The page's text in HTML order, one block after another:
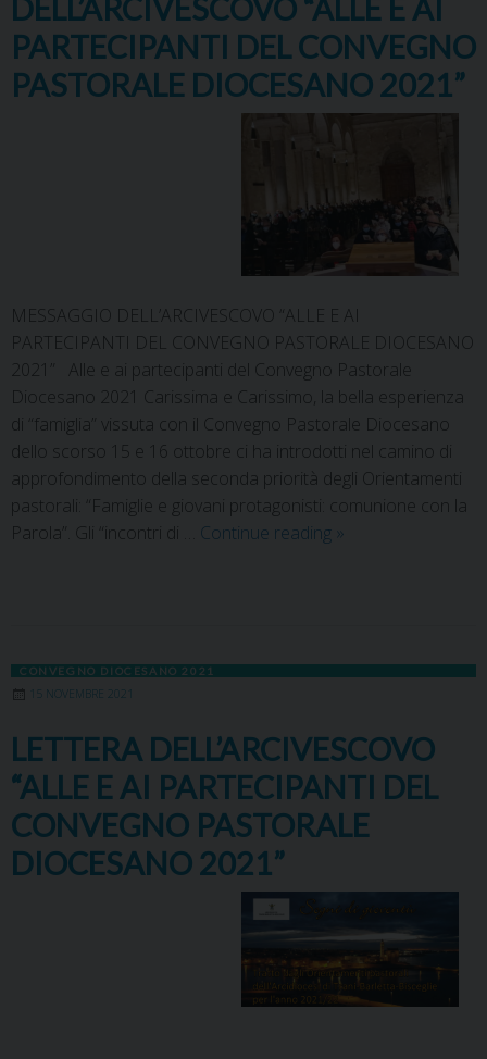
DELL’ARCIVESCOVO “ALLE E AI
PARTECIPANTI DEL CONVEGNO
PASTORALE DIOCESANO 2021”
MESSAGGIO DELL’ARCIVESCOVO “ALLE E AI
PARTECIPANTI DEL CONVEGNO PASTORALE DIOCESANO
2021” Alle e ai partecipanti del Convegno Pastorale
Diocesano 2021 Carissima e Carissimo, la bella esperienza
di “famiglia” vissuta con il Convegno Pastorale Diocesano
dello scorso 15 e 16 ottobre ci ha introdotti nel camino di
approfondimento della seconda priorità degli Orientamenti
pastorali: “Famiglie e giovani protagonisti: comunione con la
Parola”. Gli “incontri di … Continue reading »
CONVEGNO DIOCESANO 2021
15 NOVEMBRE 2021
LETTERA DELL’ARCIVESCOVO
“ALLE E AI PARTECIPANTI DEL
CONVEGNO PASTORALE
DIOCESANO 2021”